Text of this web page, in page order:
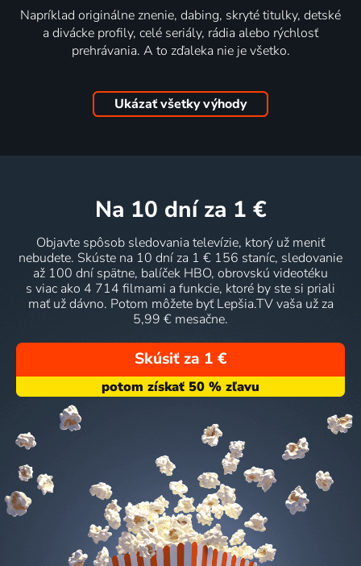
Napríklad originálne znenie, dabing, skryté titulky, detské
a divácke profily, celé seriály, rádia alebo rýchlosť
prehrávania. A to zďaleka nie je všetko.
Ukázať všetky výhody
na 10 dní za 1 €
Objavte spôsob sledovania televízie, ktorý už meniť
nebudete. Skúste na 10 dní za 1 € 156 staníc, sledovanie
až 100 dní spätne, balíček HBO, obrovskú videotéku
s viac ako 4 714 filmami a funkcie, ktoré by ste si priali
mať už dávno. Potom môžete byť Lepšia.TV vaša už za
5,99 € mesačne.
Skúsiť za 1 €